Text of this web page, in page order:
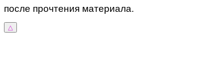
после прочтения материала.